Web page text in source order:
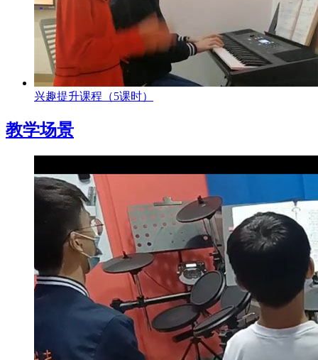
兴趣提升课程（5课时）
教学场景